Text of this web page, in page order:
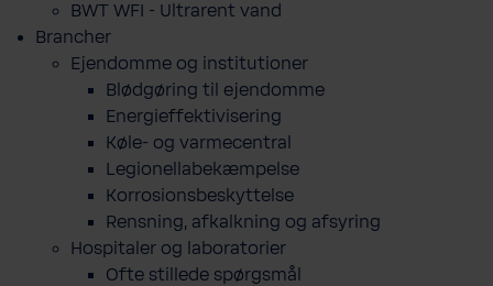
BWT WFI - Ultrarent vand
Brancher
Ejendomme og institutioner
Blødgøring til ejendomme
Energieffektivisering
Køle- og varmecentral
Legionellabekæmpelse
Korrosionsbeskyttelse
Rensning, afkalkning og afsyring
Hospitaler og laboratorier
Ofte stillede spørgsmål